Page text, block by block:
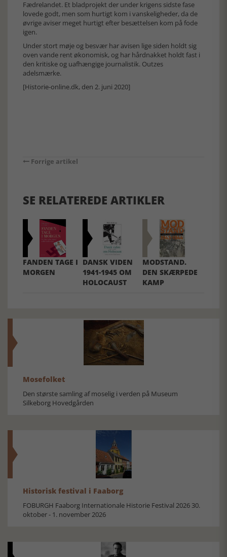
Fædrelandet. Et bladprojekt der under krigens sidste fase
lovede godt, men som hurtigt kom i vanskeligheder, da de
øvrige aviser meget hurtigt efter besættelsen kom på fode
igen.
Under stort møje og besvær har avisen lige siden holdt sig
oven vande rent økonomisk, og har hårdnakket holdt fast i
den kritiske og uafhængige journalistik. Outzes
adelsmærke.
[Historie-online.dk, den 2. juni 2020]
Forrige artikel
SE RELATEREDE ARTIKLER
FANDEN TAGE I
MORGEN
DANSK VIDEN
1941-1945 OM
HOLOCAUST
MODSTAND.
DEN SKÆRPEDE
KAMP
Mosefolket
Den største samling af moselig i verden på Museum
Silkeborg Hovedgården
Historisk festival i Faaborg
FOBURGH Faaborg Internationale Historie Festival 2026 30.
oktober - 1. november 2026